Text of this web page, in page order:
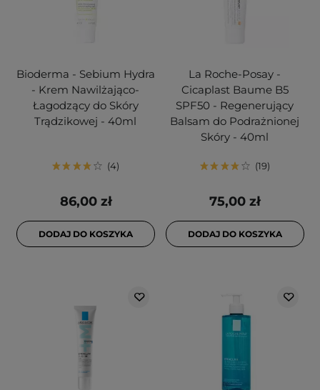
Bioderma - Sebium Hydra
- Krem Nawilżająco-
Łagodzący do Skóry
Trądzikowej - 40ml
4
86,00 zł
DODAJ DO KOSZYKA
La Roche-Posay -
Cicaplast Baume B5
SPF50 - Regenerujący
Balsam do Podrażnionej
Skóry - 40ml
19
75,00 zł
DODAJ DO KOSZYKA